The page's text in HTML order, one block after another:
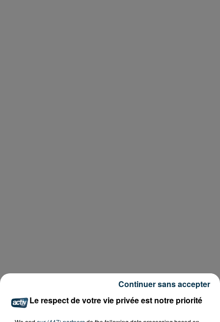
Le respect de votre vie privée est notre priorité
Continuer sans accepter